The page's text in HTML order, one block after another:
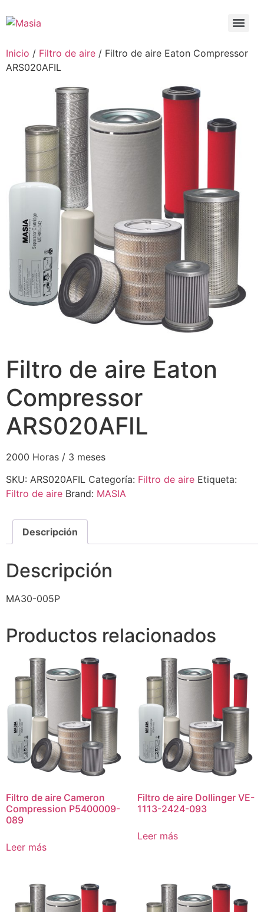
Inicio / Filtro de aire / Filtro de aire Eaton Compressor
ARS020AFIL
Filtro de aire Eaton
Compressor
ARS020AFIL
2000 Horas / 3 meses
SKU: ARS020AFIL Categoría: Filtro de aire Etiqueta:
Filtro de aire Brand: MASIA
Descripción
Descripción
MA30-005P
Productos relacionados
Filtro de aire Cameron
Compression P5400009-
089
Leer más
Filtro de aire Dollinger VE-
1113-2424-093
Leer más